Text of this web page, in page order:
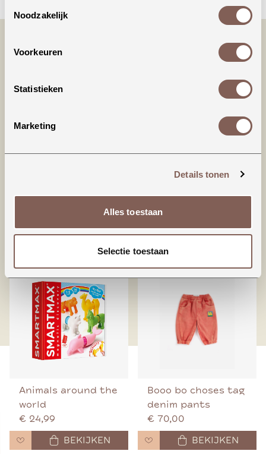
Noodzakelijk
Voorkeuren
Statistieken
Marketing
Details tonen
Alles toestaan
Selectie toestaan
nieuw binnen
Animals around the
world
€ 24,99
BEKIJKEN
Booo bo choses tag
denim pants
€ 70,00
BEKIJKEN